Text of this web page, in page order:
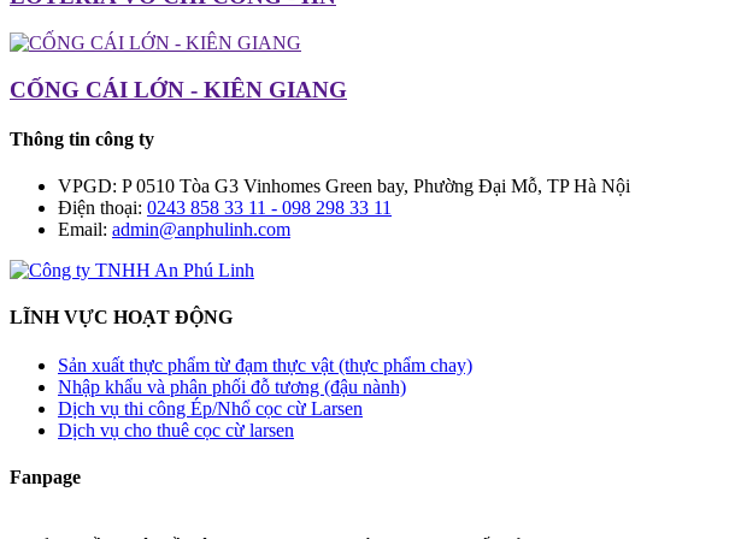
CỐNG CÁI LỚN - KIÊN GIANG
Thông tin công ty
VPGD: P 0510 Tòa G3 Vinhomes Green bay, Phường Đại Mỗ, TP Hà Nội
Điện thoại: 0243 858 33 11 - 098 298 33 11
Email: admin@anphulinh.com
LĨNH VỰC HOẠT ĐỘNG
Sản xuất thực phẩm từ đạm thực vật (thực phẩm chay)
Nhập khẩu và phân phối đỗ tương (đậu nành)
Dịch vụ thi công Ép/Nhổ cọc cừ Larsen
Dịch vụ cho thuê cọc cừ larsen
Fanpage